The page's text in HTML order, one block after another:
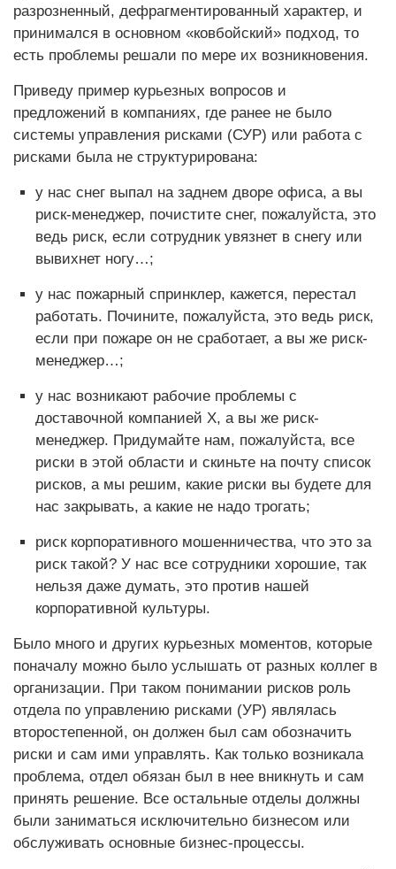
разрозненный, дефрагментированный характер, и
принимался в основном «ковбойский» подход, то
есть проблемы решали по мере их возникновения.
Приведу пример курьезных вопросов и
предложений в компаниях, где ранее не было
системы управления рисками (СУР) или работа с
рисками была не структурирована:
у нас снег выпал на заднем дворе офиса, а вы
риск-менеджер, почистите снег, пожалуйста, это
ведь риск, если сотрудник увязнет в снегу или
вывихнет ногу…;
у нас пожарный спринклер, кажется, перестал
работать. Почините, пожалуйста, это ведь риск,
если при пожаре он не сработает, а вы же риск-
менеджер…;
у нас возникают рабочие проблемы с
доставочной компанией Х, а вы же риск-
менеджер. Придумайте нам, пожалуйста, все
риски в этой области и скиньте на почту список
рисков, а мы решим, какие риски вы будете для
нас закрывать, а какие не надо трогать;
риск корпоративного мошенничества, что это за
риск такой? У нас все сотрудники хорошие, так
нельзя даже думать, это против нашей
корпоративной культуры.
Было много и других курьезных моментов, которые
поначалу можно было услышать от разных коллег в
организации. При таком понимании рисков роль
отдела по управлению рисками (УР) являлась
второстепенной, он должен был сам обозначить
риски и сам ими управлять. Как только возникала
проблема, отдел обязан был в нее вникнуть и сам
принять решение. Все остальные отделы должны
были заниматься исключительно бизнесом или
обслуживать основные бизнес-процессы.